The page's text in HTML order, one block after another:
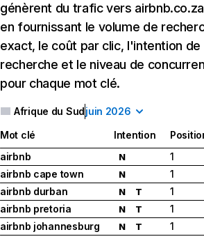
génèrent du trafic vers
en fournissant le volume de
exact, le coût par clic, l'intention de
recherche et le niveau de
pour chaque mot clé.
Afrique du Sudjuin 2026
Mot clé Intention
airbnb
N
1
airbnb cape town
N
1
airbnb durban
N T
1
airbnb pretoria
N T
1
airbnb johannesburg
N T 1